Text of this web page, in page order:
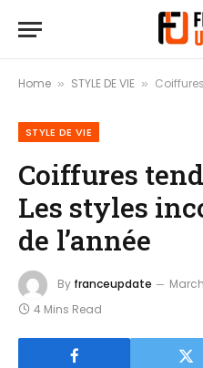
Home » STYLE DE VIE » Coiffures
STYLE DE VIE
Coiffures
Les styles
de l’année
By franceupdate
4 Mins Read